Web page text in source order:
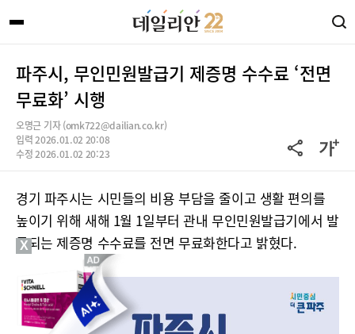
파주시, 무인민원발급기 제증명 수수료 ‘전면
무료화’ 시행
오명근 기자 (omk722@dailian.co.kr)
입력 2026.01.02 20:08
수정 2026.01.02 20:23
경기 파주시는 시민들의 비용 부담을 줄이고 생활 편의를
높이기 위해 새해 1월 1일부터 관내 무인민원발급기에서 발
급되는 제증명 수수료를 전면 무료화한다고 밝혔다.
X